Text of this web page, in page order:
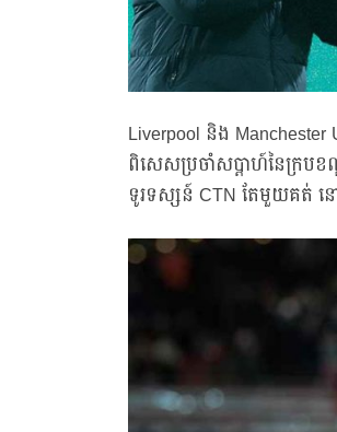
Liverpool និង Manchester
ពិសេសប្រចាំសប្ដាហ៍នៃក្របខ
ទូរទស្សន៍ CTN តែមួយគត់ ន